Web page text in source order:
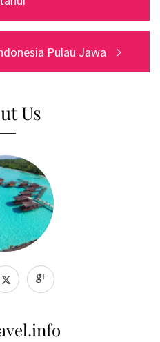
Pulau Jawa
Us